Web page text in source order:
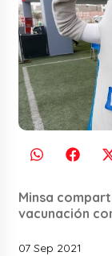
Minsa
vacunación
07 Sep 2021